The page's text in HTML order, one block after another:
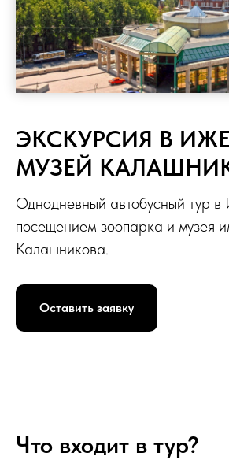
ЭКСКУРСИЯ В
МУЗЕЙ
Однодневный автобусный тур в
посещением зоопарка и музея
Калашникова.
Оставить заявку
Что входит в тур?